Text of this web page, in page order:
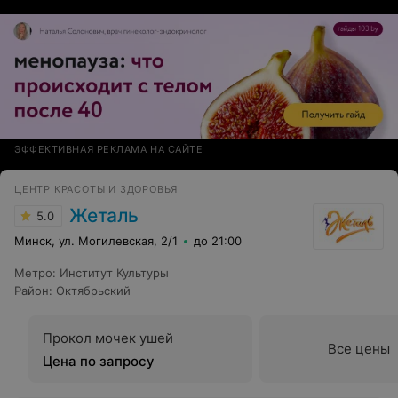
ЭФФЕКТИВНАЯ РЕКЛАМА НА САЙТЕ
ЦЕНТР КРАСОТЫ И ЗДОРОВЬЯ
5.0 Жеталь
Минск, ул. Могилевская, 2/1 до 21:00
Метро: Институт Культуры
Район: Октябрьский
Прокол мочек ушей
Цена по запросу
Все цены